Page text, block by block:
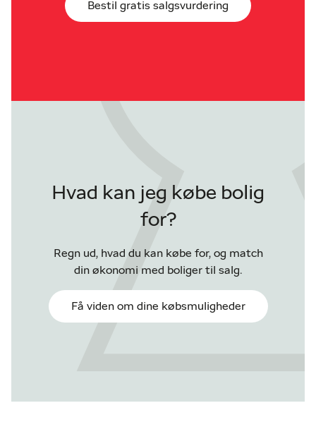
Bestil gratis salgsvurdering
Hvad kan jeg købe bolig
for?
Regn ud, hvad du kan købe for, og match
din økonomi med boliger til salg.
Få viden om dine købsmuligheder